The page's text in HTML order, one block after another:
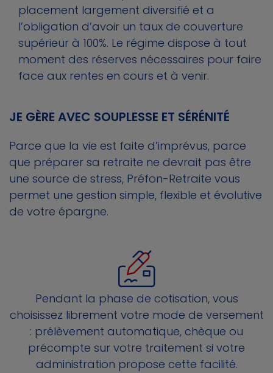
placement largement diversifié et a
l’obligation d’avoir un taux de couverture
supérieur à 100%. Le régime dispose à tout
moment des réserves nécessaires pour faire
face aux rentes en cours et à venir.
JE GÈRE AVEC SOUPLESSE ET SÉRÉNITÉ
Parce que la vie est faite d’imprévus, parce
que préparer sa retraite ne devrait pas être
une source de stress, Préfon-Retraite vous
permet une gestion simple, flexible et évolutive
de votre épargne.
Pendant la phase de cotisation, vous
choisissez librement votre mode de versement
: prélèvement automatique, chèque ou
précompte sur votre traitement si votre
administration propose cette facilité.